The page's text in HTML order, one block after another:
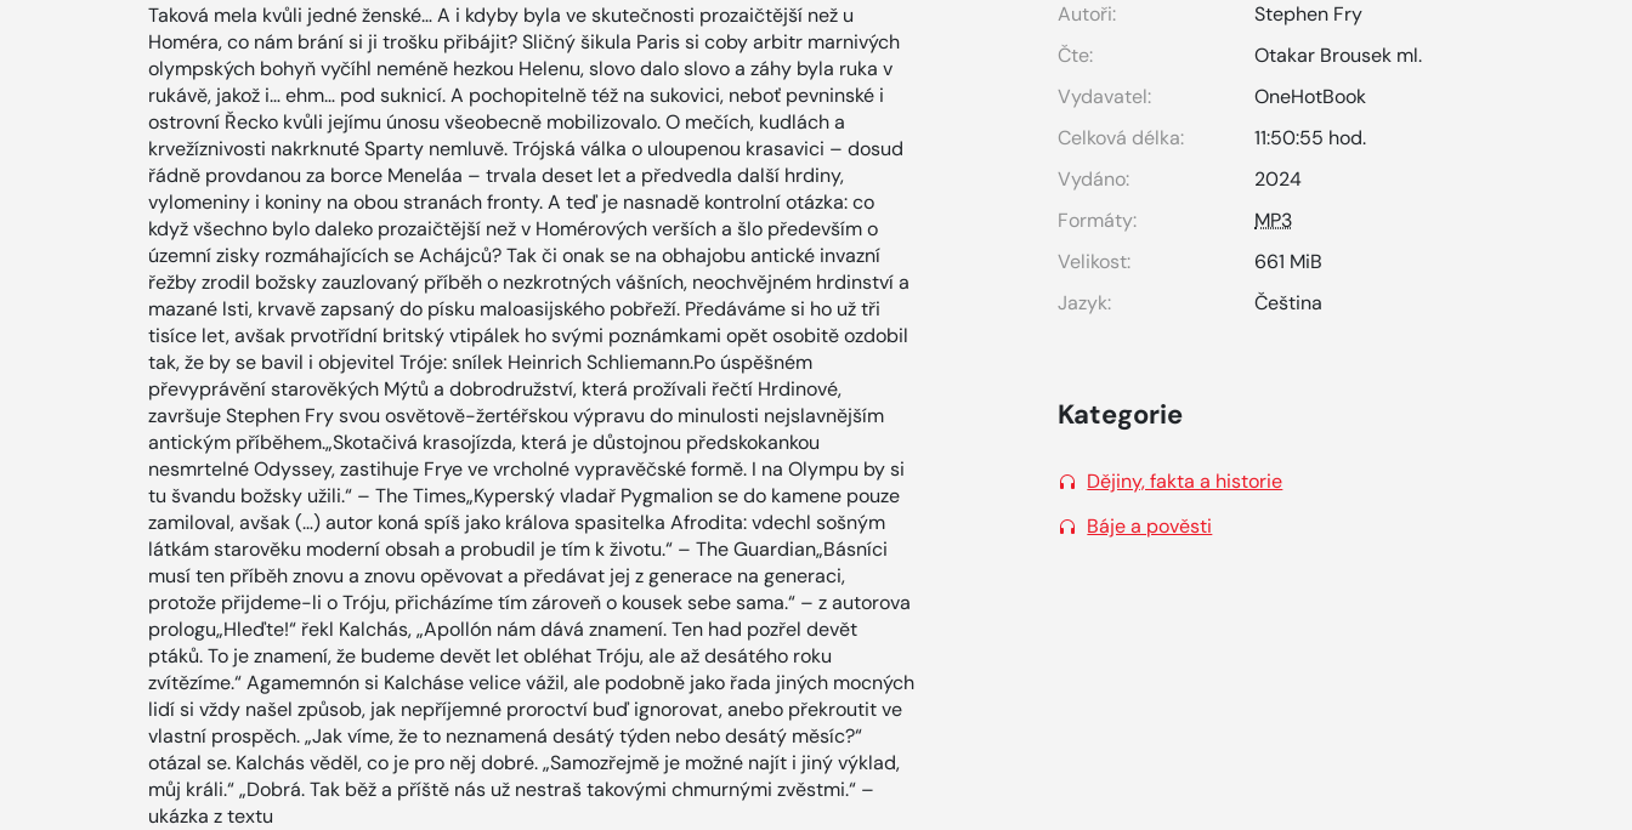
Taková mela kvůli jedné ženské… A i kdyby byla ve skutečnosti prozaičtější než u
Homéra, co nám brání si ji trošku přibájit? Sličný šikula Paris si coby arbitr marnivých
olympských bohyň vyčíhl neméně hezkou Helenu, slovo dalo slovo a záhy byla ruka v
rukávě, jakož i… ehm… pod suknicí. A pochopitelně též na sukovici, neboť pevninské i
ostrovní Řecko kvůli jejímu únosu všeobecně mobilizovalo. O mečích, kudlách a
krvežíznivosti nakrknuté Sparty nemluvě. Trójská válka o uloupenou krasavici – dosud
řádně provdanou za borce Meneláa – trvala deset let a předvedla další hrdiny,
vylomeniny i koniny na obou stranách fronty. A teď je nasnadě kontrolní otázka: co
když všechno bylo daleko prozaičtější než v Homérových verších a šlo především o
územní zisky rozmáhajících se Achájců? Tak či onak se na obhajobu antické invazní
řežby zrodil božsky zauzlovaný příběh o nezkrotných vášních, neochvějném hrdinství a
mazané lsti, krvavě zapsaný do písku maloasijského pobřeží. Předáváme si ho už tři
tisíce let, avšak prvotřídní britský vtipálek ho svými poznámkami opět osobitě ozdobil
tak, že by se bavil i objevitel Tróje: snílek Heinrich Schliemann.Po úspěšném
převyprávění starověkých Mýtů a dobrodružství, která prožívali řečtí Hrdinové,
završuje Stephen Fry svou osvětově-žertéřskou výpravu do minulosti nejslavnějším
antickým příběhem.„Skotačivá krasojízda, která je důstojnou předskokankou
nesmrtelné Odyssey, zastihuje Frye ve vrcholné vypravěčské formě. I na Olympu by si
tu švandu božsky užili.“ – The Times„Kyperský vladař Pygmalion se do kamene pouze
zamiloval, avšak (…) autor koná spíš jako králova spasitelka Afrodita: vdechl sošným
látkám starověku moderní obsah a probudil je tím k životu.“ – The Guardian„Básníci
musí ten příběh znovu a znovu opěvovat a předávat jej z generace na generaci,
protože přijdeme-li o Tróju, přicházíme tím zároveň o kousek sebe sama.“ – z autorova
prologu„Hleďte!“ řekl Kalchás, „Apollón nám dává znamení. Ten had pozřel devět
ptáků. To je znamení, že budeme devět let obléhat Tróju, ale až desátého roku
zvítězíme.“ Agamemnón si Kalcháse velice vážil, ale podobně jako řada jiných mocných
lidí si vždy našel způsob, jak nepříjemné proroctví buď ignorovat, anebo překroutit ve
vlastní prospěch. „Jak víme, že to neznamená desátý týden nebo desátý měsíc?“
otázal se. Kalchás věděl, co je pro něj dobré. „Samozřejmě je možné najít i jiný výklad,
můj králi.“ „Dobrá. Tak běž a příště nás už nestraš takovými chmurnými zvěstmi.“ –
ukázka z textu
Autoři:
Stephen Fry
Čte:
Otakar Brousek ml.
Vydavatel:
OneHotBook
Celková délka:
11:50:55 hod.
Vydáno:
2024
Formáty:
MP3
Velikost:
661 MiB
Jazyk:
Čeština
Kategorie
Dějiny, fakta a historie
Báje a pověsti